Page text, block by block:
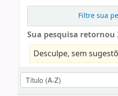
Filtre sua
Sua pesquisa retornou
Desculpe, sem